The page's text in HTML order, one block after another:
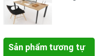
Sản phẩm tương tự